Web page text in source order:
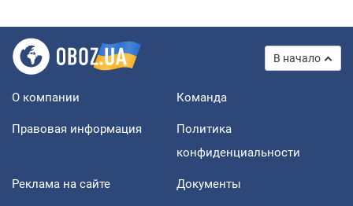
В начало
О компании Команда
Правовая информация
Политика
конфиденциальности
Реклама на сайте Документы